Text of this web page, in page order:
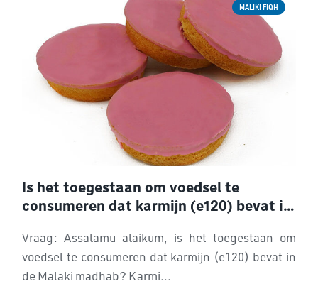
MALIKI FIQH
Is het toegestaan om voedsel te
consumeren dat karmijn (e120) bevat in
Vraag: Assalamu alaikum, is het toegestaan ​​om
voedsel te consumeren dat karmijn (e120) bevat in
de Malaki madhab? Karmi...